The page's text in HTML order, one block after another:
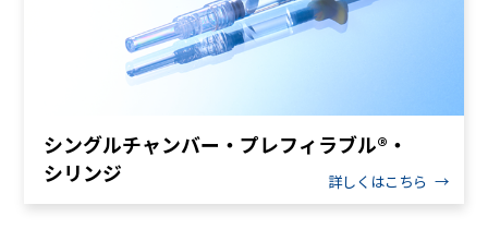
シングルチャンバー・プレフィラブル®・
シリンジ
詳しくはこちら